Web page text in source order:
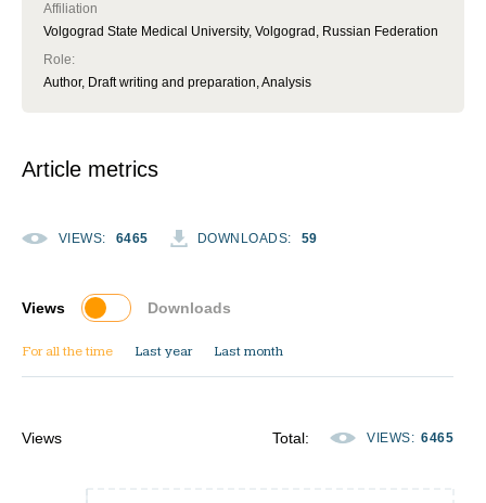
Affiliation
Volgograd State Medical University, Volgograd, Russian Federation
Role:
Author, Draft writing and preparation, Analysis
Article metrics
VIEWS: 6465 DOWNLOADS: 59
For all the time Last year Last month
Views Downloads
Views Total: VIEWS: 6465